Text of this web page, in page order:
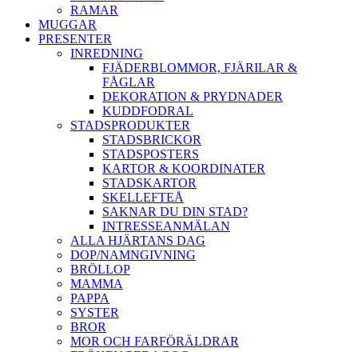
RAMAR
MUGGAR
PRESENTER
INREDNING
FJÄDERBLOMMOR, FJÄRILAR &
FÅGLAR
DEKORATION & PRYDNADER
KUDDFODRAL
STADSPRODUKTER
STADSBRICKOR
STADSPOSTERS
KARTOR & KOORDINATER
STADSKARTOR
SKELLEFTEÅ
SAKNAR DU DIN STAD?
INTRESSEANMÄLAN
ALLA HJÄRTANS DAG
DOP/NAMNGIVNING
BRÖLLOP
MAMMA
PAPPA
SYSTER
BROR
MOR OCH FARFÖRÄLDRAR